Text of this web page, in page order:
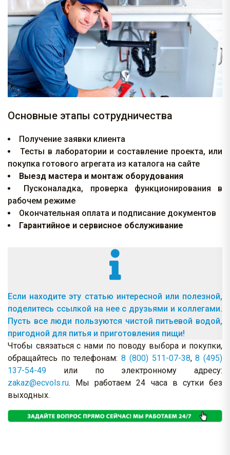
Основные этапы сотрудничества
Получение заявки клиента
Тесты в лаборатории и составление проекта, или
покупка готового агрегата из каталога на сайте
Выезд мастера и монтаж оборудования
Пусконаладка, проверка функционирования в
рабочем режиме
Окончательная оплата и подписание документов
Гарантийное и сервисное обслуживание
Если находите эту статью интересной или полезной,
поделитесь ссылкой на нее с друзьями и коллегами.
Пусть все люди пользуются чистой питьевой водой,
пригодной для питья и приготовления пищи!
Чтобы связаться с нами по поводу выбора и покупки,
обращайтесь по телефонам:8 (800) 511-07-38,8 (495)
137-54-49 или по электронному адресу:
zakaz@ecvols.ru. Мы работаем 24 часа в сутки без
выходных.